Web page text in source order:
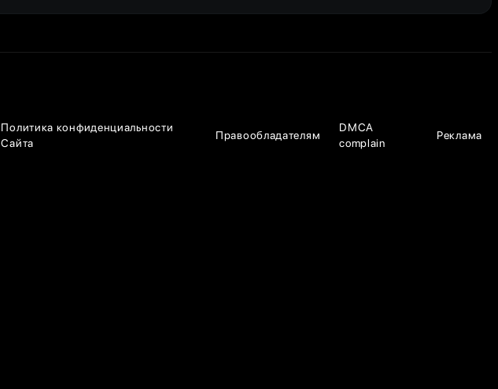
Политика конфиденциальности
Сайта
Правообладателям
DMCA
complain
Реклама